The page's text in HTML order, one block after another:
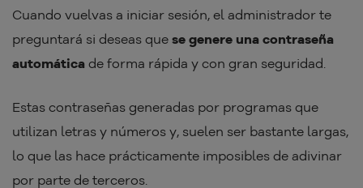
Cuando vuelvas a iniciar sesión, el administrador te
preguntará si deseas que se genere una contraseña
automática de forma rápida y con gran seguridad.
Estas contraseñas generadas por programas que
utilizan letras y números y, suelen ser bastante largas,
lo que las hace prácticamente imposibles de adivinar
por parte de terceros.